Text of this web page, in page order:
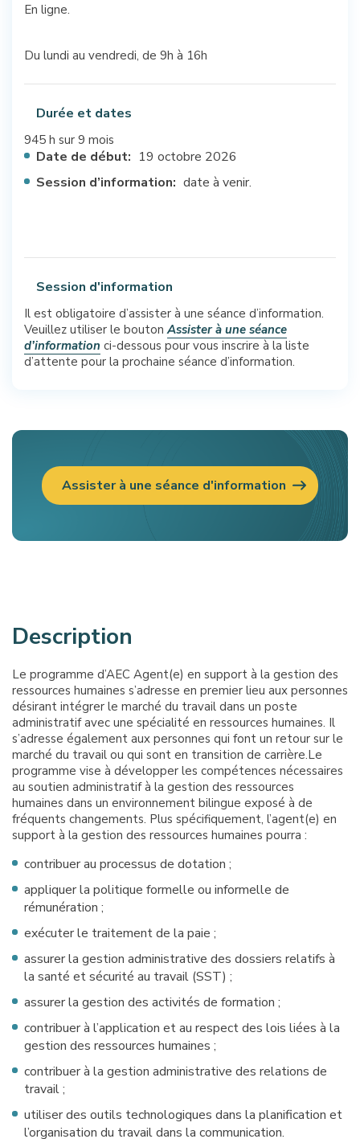
En ligne.
Du lundi au vendredi, de 9h à 16h
Durée et dates
945 h sur 9 mois
Date de début: 19 octobre 2026
Session d’information: date à venir.
Session d'information
Il est obligatoire d’assister à une séance d’information.
Veuillez utiliser le boutonAssister à une séance
d’information ci-dessous pour vous inscrire à la liste
d’attente pour la prochaine séance d’information.
Assister à une séance d'information
Description
Le programme d’AEC Agent(e) en support à la gestion des
ressources humaines s’adresse en premier lieu aux personnes
désirant intégrer le marché du travail dans un poste
administratif avec une spécialité en ressources humaines. Il
s’adresse également aux personnes qui font un retour sur le
marché du travail ou qui sont en transition de carrière.Le
programme vise à développer les compétences nécessaires
au soutien administratif à la gestion des ressources
humaines dans un environnement bilingue exposé à de
fréquents changements. Plus spécifiquement, l’agent(e) en
support à la gestion des ressources humaines pourra :
contribuer au processus de dotation ;
appliquer la politique formelle ou informelle de
rémunération ;
exécuter le traitement de la paie ;
assurer la gestion administrative des dossiers relatifs à
la santé et sécurité au travail (SST) ;
assurer la gestion des activités de formation ;
contribuer à l’application et au respect des lois liées à la
gestion des ressources humaines ;
contribuer à la gestion administrative des relations de
travail ;
utiliser des outils technologiques dans la planification et
l’organisation du travail dans la communication.